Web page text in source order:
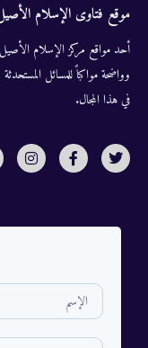
موقع فتاوى الإسلام
أحد مواقع مركز الإسلام
وواضحة مواكباً للمسائل
في هذا المجال.